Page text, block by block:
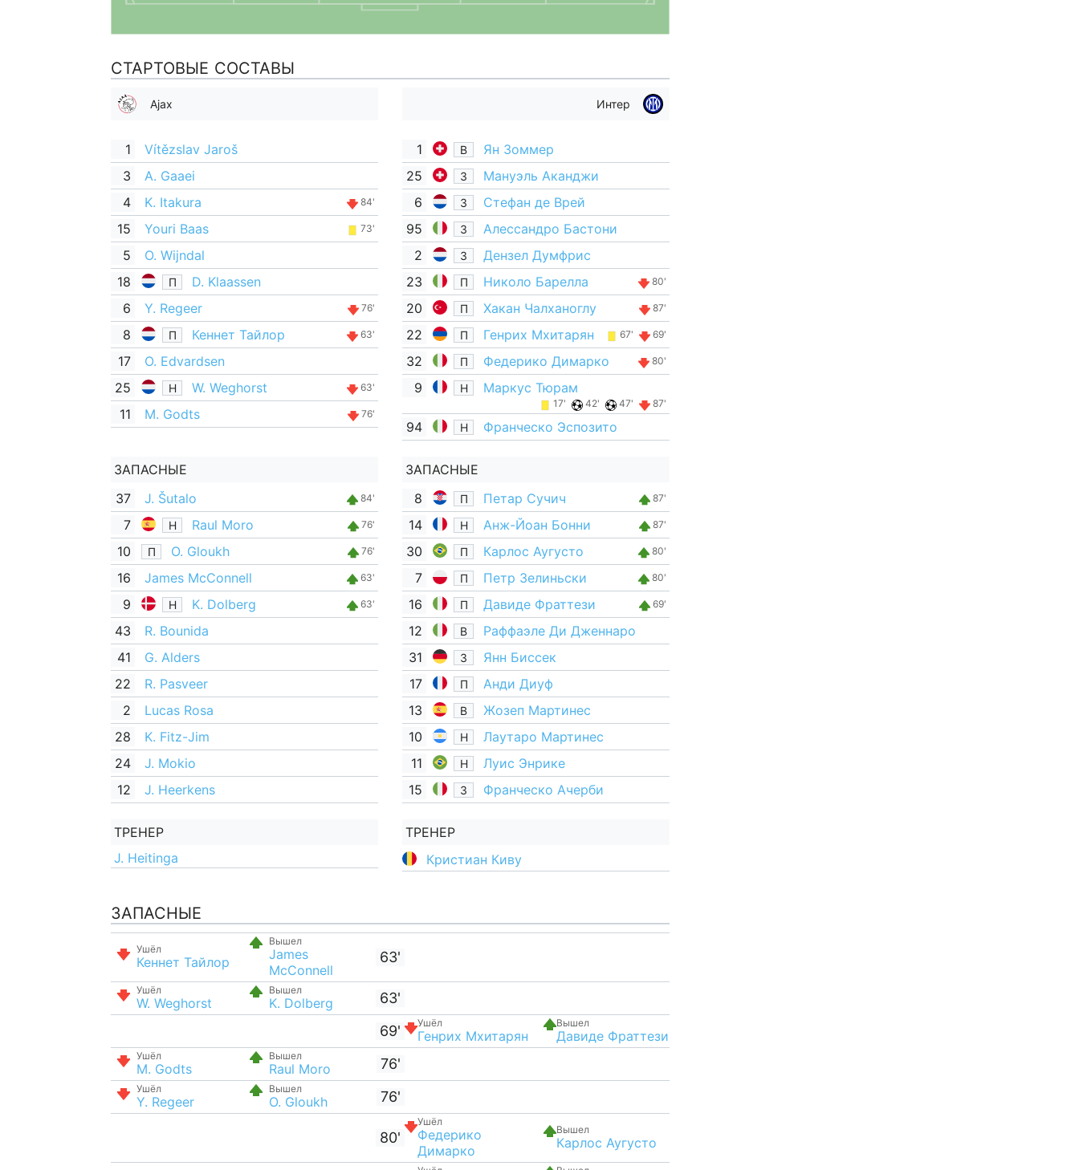
СТАРТОВЫЕ СОСТАВЫ
Ajax
1
Vítězslav Jaroš
3
A. Gaaei
4
K. Itakura 84'
15 Youri Baas 73'
5
O. Wijndal
18
П
D. Klaassen
6
Y. Regeer 76'
8 П Кеннет Тайлор 63'
17
O. Edvardsen
25
Н W. Weghorst 63'
11 M. Godts 76'
ЗАПАСНЫЕ
37
J. Šutalo 84'
7 Н Raul Moro 76'
10 П O. Gloukh 76'
16 James McConnell 63'
9 Н K. Dolberg 63'
43
R. Bounida
41
G. Alders
22
R. Pasveer
2
Lucas Rosa
28
K. Fitz-Jim
24
J. Mokio
12
J. Heerkens
ТРЕНЕР
J. Heitinga
Интер
1 В
Ян Зоммер
25
З
Мануэль Аканджи
6
З
Стефан де Врей
95
З
Алессандро Бастони
2
З
Дензел Думфрис
23
П Николо Барелла 80'
20 П Хакан Чалханоглу 87'
22 П Генрих Мхитарян 67' 69'
32 П Федерико Димарко 80'
9 Н Маркус Тюрам
17' 42' 47' 87'
94 Н Франческо Эспозито
ЗАПАСНЫЕ
8
П Петар Сучич 87'
14 Н Анж-Йоан Бонни 87'
30 П Карлос Аугусто 80'
7 П Петр Зелиньски 80'
16 П Давиде Фраттези 69'
12 В
Раффаэле Ди Дженнаро
31
З
Янн Биссек
17
П
Анди Диуф
13
В
Жозеп Мартинес
10
Н
Лаутаро Мартинес
11
Н
Луис Энрике
15
З Франческо Ачерби
ТРЕНЕР
Кристиан Киву
ЗАПАСНЫЕ
Ушёл
Кеннет Тайлор
Вышел
James
McConnell
63'
Ушёл
W. Weghorst
Вышел
K. Dolberg
63'
69'
Ушёл
Генрих Мхитарян
Вышел
Давиде Фраттези
Ушёл
M. Godts
Вышел
Raul Moro 76'
Ушёл
Y. Regeer
Вышел
O. Gloukh 76'
80'
Ушёл
Федерико
Димарко
Вышел
Карлос Аугусто